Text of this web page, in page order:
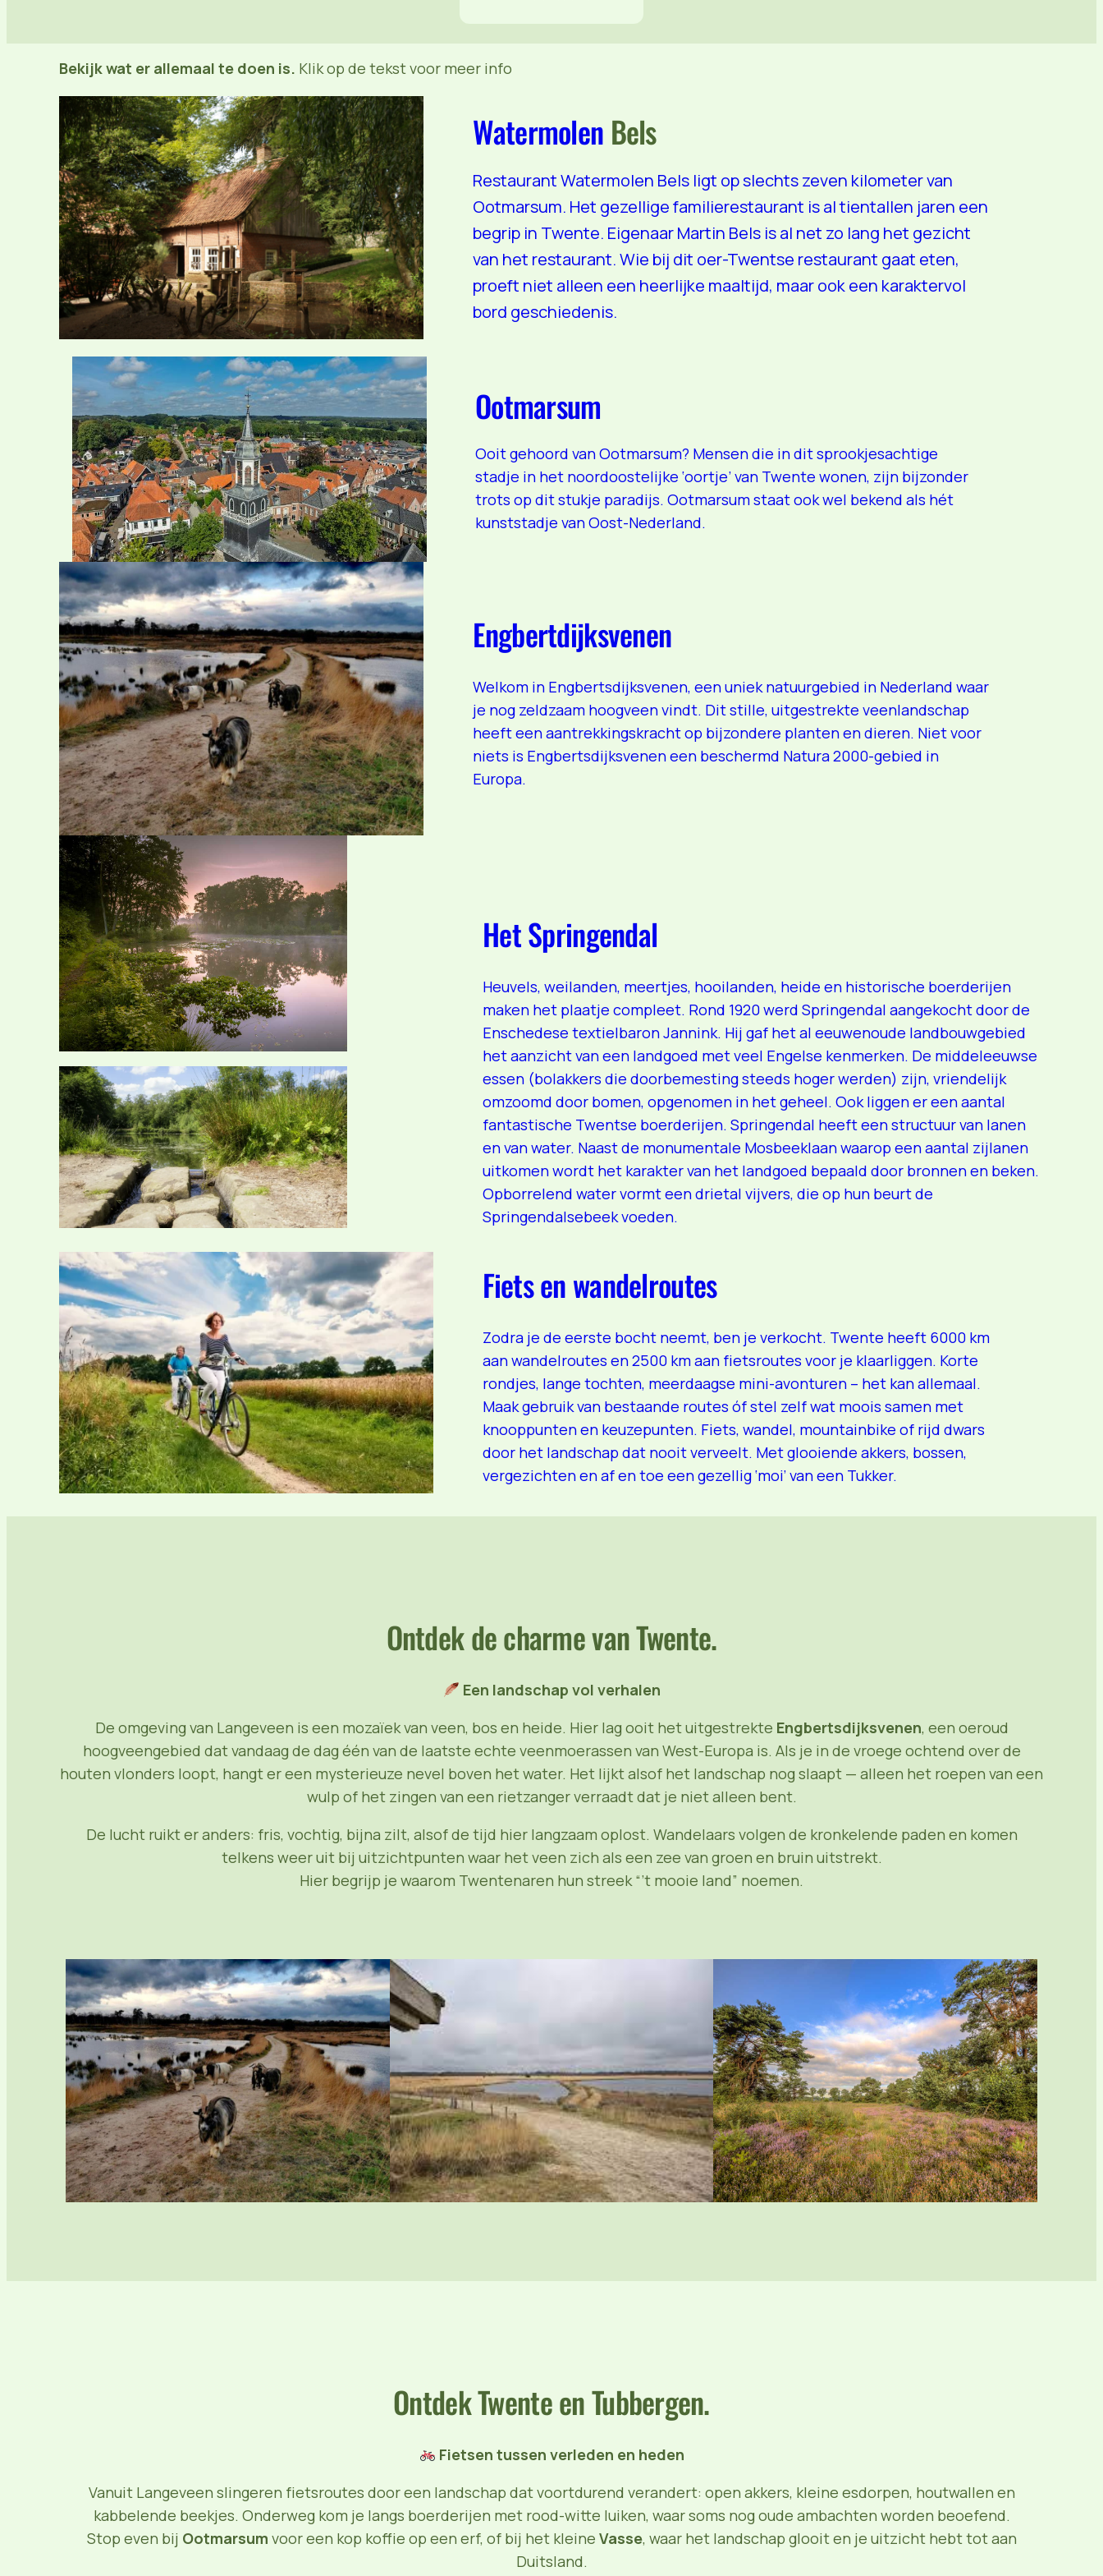
Bekijk wat er allemaal te doen is. Klik op de tekst voor meer info
Watermolen Bels
Restaurant Watermolen Bels ligt op slechts zeven kilometer van
Ootmarsum. Het gezellige familierestaurant is al tientallen jaren een
begrip in Twente. Eigenaar Martin Bels is al net zo lang het gezicht
van het restaurant. Wie bij dit oer-Twentse restaurant gaat eten,
proeft niet alleen een heerlijke maaltijd, maar ook een karaktervol
bord geschiedenis.
Ootmarsum
Ooit gehoord van Ootmarsum? Mensen die in dit sprookjesachtige
stadje in het noordoostelijke ‘oortje’ van Twente wonen, zijn bijzonder
trots op dit stukje paradijs. Ootmarsum staat ook wel bekend als hét
kunststadje van Oost-Nederland.
Engbertdijksvenen
Welkom in Engbertsdijksvenen, een uniek natuurgebied in Nederland waar
je nog zeldzaam hoogveen vindt. Dit stille, uitgestrekte veenlandschap
heeft een aantrekkingskracht op bijzondere planten en dieren. Niet voor
niets is Engbertsdijksvenen een beschermd Natura 2000-gebied in
Europa.
Het Springendal
Heuvels, weilanden, meertjes, hooilanden, heide en historische boerderijen
maken het plaatje compleet. Rond 1920 werd Springendal aangekocht door de
Enschedese textielbaron Jannink. Hij gaf het al eeuwenoude landbouwgebied
het aanzicht van een landgoed met veel Engelse kenmerken. De middeleeuwse
essen (bolakkers die doorbemesting steeds hoger werden) zijn, vriendelijk
omzoomd door bomen, opgenomen in het geheel. Ook liggen er een aantal
fantastische Twentse boerderijen. Springendal heeft een structuur van lanen
en van water. Naast de monumentale Mosbeeklaan waarop een aantal zijlanen
uitkomen wordt het karakter van het landgoed bepaald door bronnen en beken.
Opborrelend water vormt een drietal vijvers, die op hun beurt de
Springendalsebeek voeden.
Fiets en wandelroutes
Zodra je de eerste bocht neemt, ben je verkocht. Twente heeft 6000 km
aan wandelroutes en 2500 km aan fietsroutes voor je klaarliggen. Korte
rondjes, lange tochten, meerdaagse mini-avonturen – het kan allemaal.
Maak gebruik van bestaande routes óf stel zelf wat moois samen met
knooppunten en keuzepunten. Fiets, wandel, mountainbike of rijd dwars
door het landschap dat nooit verveelt. Met glooiende akkers, bossen,
vergezichten en af en toe een gezellig ‘moi’ van een Tukker.
Ontdek de charme van Twente.
Een landschap vol verhalen
De omgeving van Langeveen is een mozaïek van veen, bos en heide. Hier lag ooit het uitgestrekte Engbertsdijksvenen, een oeroud
hoogveengebied dat vandaag de dag één van de laatste echte veenmoerassen van West-Europa is. Als je in de vroege ochtend over de
houten vlonders loopt, hangt er een mysterieuze nevel boven het water. Het lijkt alsof het landschap nog slaapt — alleen het roepen van een
wulp of het zingen van een rietzanger verraadt dat je niet alleen bent.
De lucht ruikt er anders: fris, vochtig, bijna zilt, alsof de tijd hier langzaam oplost. Wandelaars volgen de kronkelende paden en komen
telkens weer uit bij uitzichtpunten waar het veen zich als een zee van groen en bruin uitstrekt.
Hier begrijp je waarom Twentenaren hun streek “’t mooie land” noemen.
Ontdek Twente en Tubbergen.
Fietsen tussen verleden en heden
Vanuit Langeveen slingeren fietsroutes door een landschap dat voortdurend verandert: open akkers, kleine esdorpen, houtwallen en
kabbelende beekjes. Onderweg kom je langs boerderijen met rood-witte luiken, waar soms nog oude ambachten worden beoefend.
Stop even bij Ootmarsum voor een kop koffie op een erf, of bij het kleine Vasse, waar het landschap glooit en je uitzicht hebt tot aan
Duitsland.